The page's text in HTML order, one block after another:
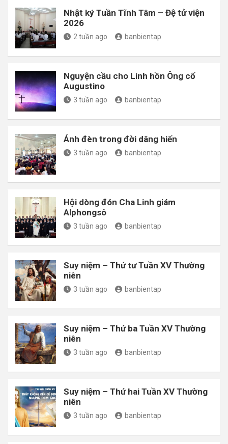
Nhật ký Tuần Tĩnh Tâm – Đệ tử viện
2026
2 tuần ago banbientap
Nguyện cầu cho Linh hồn Ông cố
Augustino
3 tuần ago banbientap
Ánh đèn trong đời dâng hiến
3 tuần ago banbientap
Hội dòng đón Cha Linh giám
Alphongsô
3 tuần ago banbientap
Suy niệm – Thứ tư Tuần XV Thường
niên
3 tuần ago banbientap
Suy niệm – Thứ ba Tuần XV Thường
niên
3 tuần ago banbientap
Suy niệm – Thứ hai Tuần XV Thường
niên
3 tuần ago banbientap